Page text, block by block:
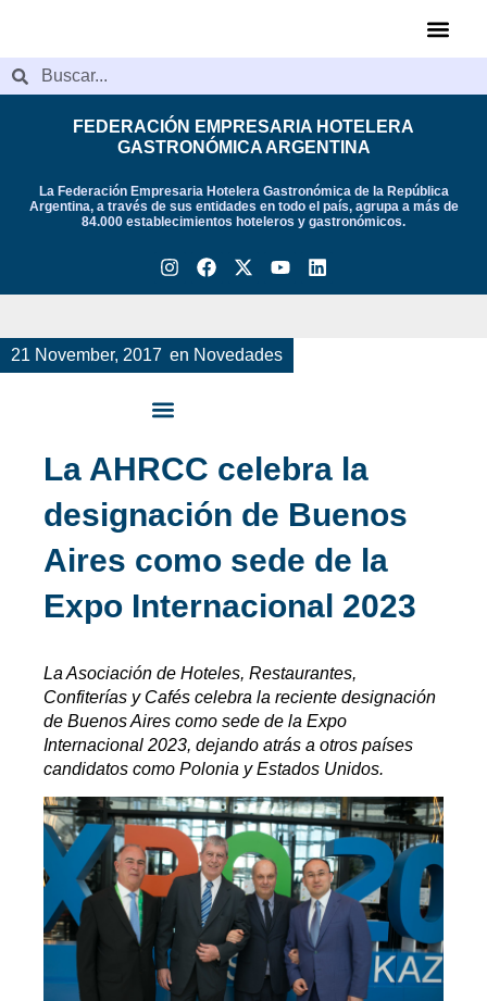
FEDERACIÓN EMPRESARIA HOTELERA
GASTRONÓMICA ARGENTINA
La Federación Empresaria Hotelera Gastronómica de la República
Argentina, a través de sus entidades en todo el país, agrupa a más de
84.000 establecimientos hoteleros y gastronómicos.
21 November, 2017 en Novedades
La AHRCC celebra la
designación de Buenos
Aires como sede de la
Expo Internacional 2023
La Asociación de Hoteles, Restaurantes,
Confiterías y Cafés celebra la reciente designación
de Buenos Aires como sede de la Expo
Internacional 2023, dejando atrás a otros países
candidatos como Polonia y Estados Unidos.